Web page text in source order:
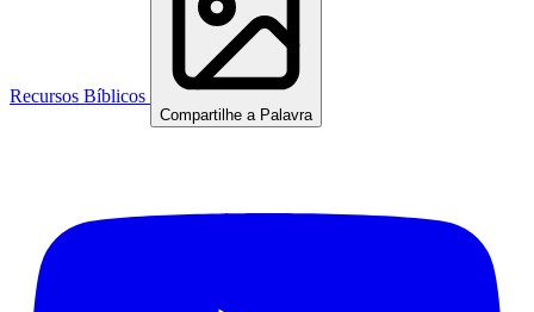
Recursos Bíblicos
Compartilhe a Palavra